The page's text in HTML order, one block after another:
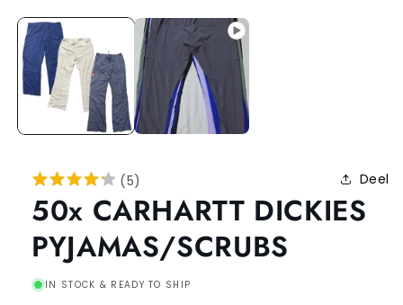
(5) Deel
50x CARHARTT DICKIES
PYJAMAS/SCRUBS
IN STOCK & READY TO SHIP